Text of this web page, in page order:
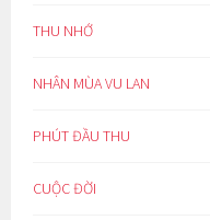
THU NHỚ
NHÂN MÙA VU LAN
PHÚT ĐẦU THU
CUỘC ĐỜI